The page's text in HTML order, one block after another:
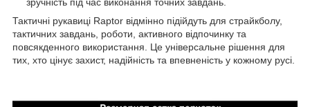
Тактичні рукавиці Raptor відмінно підійдуть для страйкболу,
тактичних завдань, роботи, активного відпочинку та
повсякденного використання. Це універсальне рішення для
тих, хто цінує захист, надійність та впевненість у кожному русі.